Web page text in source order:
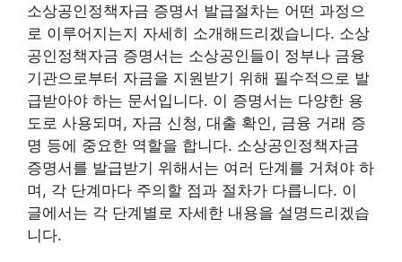
소상공인정책자금 증명서 발급절차는 어떤 과정으
로 이루어지는지 자세히 소개해드리겠습니다. 소상
공인정책자금 증명서는 소상공인들이 정부나 금융
기관으로부터 자금을 지원받기 위해 필수적으로 발
급받아야 하는 문서입니다. 이 증명서는 다양한 용
도로 사용되며, 자금 신청, 대출 확인, 금융 거래 증
명 등에 중요한 역할을 합니다. 소상공인정책자금
증명서를 발급받기 위해서는 여러 단계를 거쳐야 하
며, 각 단계마다 주의할 점과 절차가 다릅니다. 이
글에서는 각 단계별로 자세한 내용을 설명드리겠습
니다.